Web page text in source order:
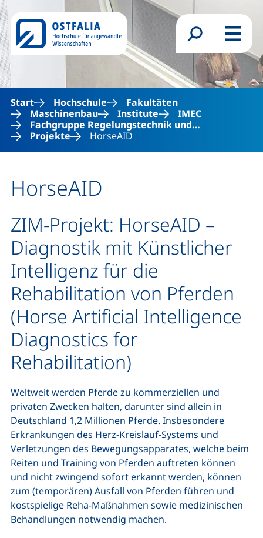
Direkt zum Inhalt
Suchformular
Menü
Start Hochschule
Fakultäten
Maschinenbau
Institute
IMEC
Fachgruppe Regelungstechnik und…
Projekte
HorseAID
HorseAID
ZIM-Projekt: HorseAID –
Diagnostik mit Künstlicher
Intelligenz für die
Rehabilitation von Pferden
(Horse Artificial Intelligence
Diagnostics for
Rehabilitation)
Weltweit werden Pferde zu kommerziellen und
privaten Zwecken halten, darunter sind allein in
Deutschland 1,2 Millionen Pferde. Insbesondere
Erkrankungen des Herz-Kreislauf-Systems und
Verletzungen des Bewegungsapparates, welche beim
Reiten und Training von Pferden auftreten können
und nicht zwingend sofort erkannt werden, können
zum (temporären) Ausfall von Pferden führen und
kostspielige Reha-Maßnahmen sowie medizinischen
Behandlungen notwendig machen.